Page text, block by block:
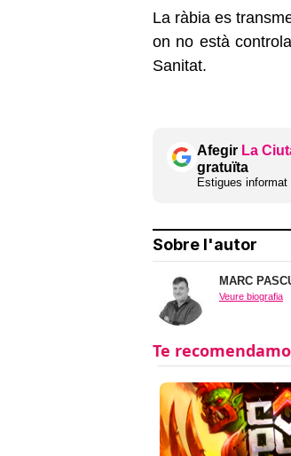
La ràbia es
on no està
Sanitat.
Afegir La
gratuïta
Estigues
Sobre l'autor
MARC
Veure biografia